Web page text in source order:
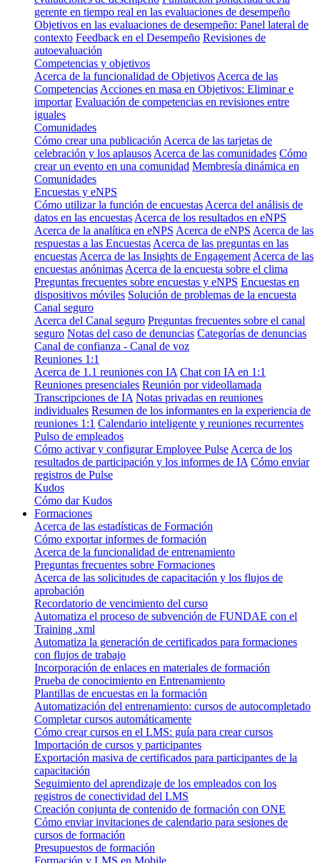
gerente en tiempo real en las evaluaciones de desempeño
Objetivos en las evaluaciones de desempeño: Panel lateral de
contexto Feedback en el Desempeño Revisiones de
autoevaluación
Competencias y objetivos
Acerca de la funcionalidad de Objetivos Acerca de las
Competencias Acciones en masa en Objetivos: Eliminar e
importar Evaluación de competencias en revisiones entre
iguales
Comunidades
Cómo crear una publicación Acerca de las tarjetas de
celebración y los aplausos Acerca de las comunidades Cómo
crear un evento en una comunidad Membresía dinámica en
Comunidades
Encuestas y eNPS
Cómo utilizar la función de encuestas Acerca del análisis de
datos en las encuestas Acerca de los resultados en eNPS
Acerca de la analítica en eNPS Acerca de eNPS Acerca de las
respuestas a las Encuestas Acerca de las preguntas en las
encuestas Acerca de las Insights de Engagement Acerca de las
encuestas anónimas Acerca de la encuesta sobre el clima
Preguntas frecuentes sobre encuestas y eNPS Encuestas en
dispositivos móviles Solución de problemas de la encuesta
Canal seguro
Acerca del Canal seguro Preguntas frecuentes sobre el canal
seguro Notas del caso de denuncias Categorías de denuncias
Canal de confianza - Canal de voz
Reuniones 1:1
Acerca de 1.1 reuniones con IA Chat con IA en 1:1
Reuniones presenciales Reunión por videollamada
Transcripciones de IA Notas privadas en reuniones
individuales Resumen de los informantes en la experiencia de
reuniones 1:1 Calendario inteligente y reuniones recurrentes
Pulso de empleados
Cómo activar y configurar Employee Pulse Acerca de los
resultados de participación y los informes de IA Cómo enviar
registros de Pulse
Kudos
Cómo dar Kudos
Formaciones
Acerca de las estadísticas de Formación
Cómo exportar informes de formación
Acerca de la funcionalidad de entrenamiento
Preguntas frecuentes sobre Formaciones
Acerca de las solicitudes de capacitación y los flujos de
aprobación
Recordatorio de vencimiento del curso
Automatiza el proceso de subvención de FUNDAE con el
Training .xml
Automatiza la generación de certificados para formaciones
con flujos de trabajo
Incorporación de enlaces en materiales de formación
Prueba de conocimiento en Entrenamiento
Plantillas de encuestas en la formación
Automatización del entrenamiento: cursos de autocompletado
Completar cursos automáticamente
Cómo crear cursos en el LMS: guía para crear cursos
Importación de cursos y participantes
Exportación masiva de certificados para participantes de la
capacitación
Seguimiento del aprendizaje de los empleados con los
registros de conectividad del LMS
Creación conjunta de contenido de formación con ONE
Cómo enviar invitaciones de calendario para sesiones de
cursos de formación
Presupuestos de formación
Formación y LMS en Mobile